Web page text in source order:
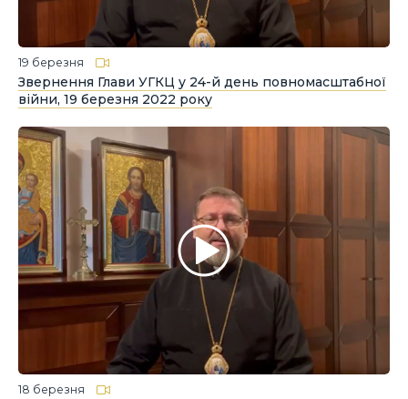
19 березня
Звернення Глави УГКЦ у 24-й день повномасштабної
війни, 19 березня 2022 року
18 березня